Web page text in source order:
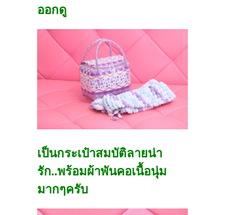
ออกดู
เป็นกระเป๋าสมบัติลายน่า
รัก..พร้อมผ้าพันคอเนื้อนุ่ม
มากๆครับ